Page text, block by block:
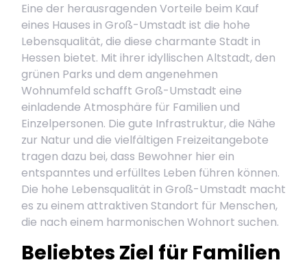
Eine der herausragenden Vorteile beim Kauf
eines Hauses in Groß-Umstadt ist die hohe
Lebensqualität, die diese charmante Stadt in
Hessen bietet. Mit ihrer idyllischen Altstadt, den
grünen Parks und dem angenehmen
Wohnumfeld schafft Groß-Umstadt eine
einladende Atmosphäre für Familien und
Einzelpersonen. Die gute Infrastruktur, die Nähe
zur Natur und die vielfältigen Freizeitangebote
tragen dazu bei, dass Bewohner hier ein
entspanntes und erfülltes Leben führen können.
Die hohe Lebensqualität in Groß-Umstadt macht
es zu einem attraktiven Standort für Menschen,
die nach einem harmonischen Wohnort suchen.
Beliebtes Ziel für Familien